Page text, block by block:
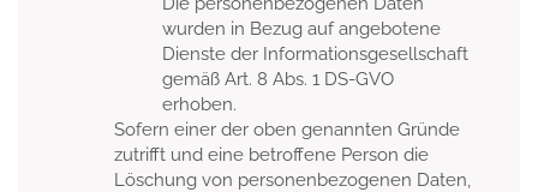
wurden in Bezug auf angebotene
Dienste der Informationsgesellschaft
gemäß Art. 8 Abs. 1 DS-GVO
erhoben.
Sofern einer der oben genannten Gründe
zutrifft und eine betroffene Person die
Löschung von personenbezogenen Daten,